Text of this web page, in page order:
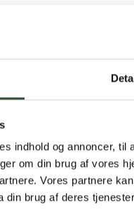
indhold og annoncer,
om din brug af vores
Vores partnere
din brug af deres